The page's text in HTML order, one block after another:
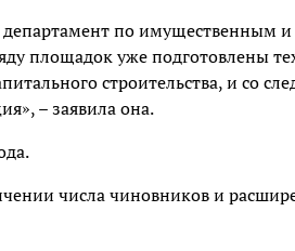
департамент по имущественным
площадок уже подготовлены
строительства, и со
– заявила она.
числа чиновников и